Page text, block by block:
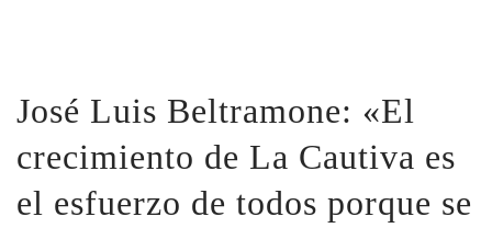
José Luis Beltramone: «El
crecimiento de La Cautiva es
el esfuerzo de todos porque se